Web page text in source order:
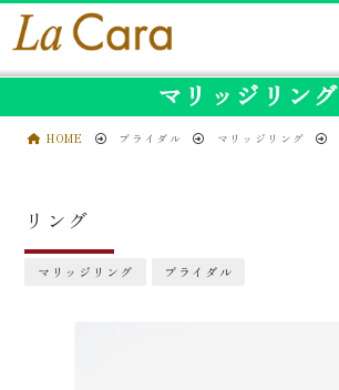
マリッジリング
HOME ブライダル マリッジリング
リング
マリッジリング ブライダル